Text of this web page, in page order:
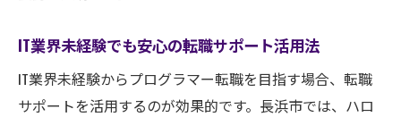
IT業界未経験でも安心の転職サポート活用法
IT業界未経験からプログラマー転職を目指す場合、転職
サポートを活用するのが効果的です。長浜市では、ハロ